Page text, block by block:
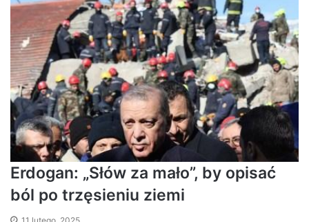
Erdogan: „Słów za mało”, by opisać
ból po trzęsieniu ziemi